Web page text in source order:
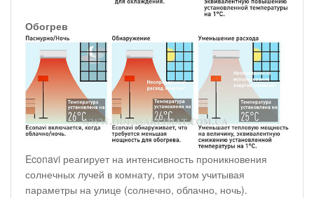
Обогрев
Econavi реагирует на интенсивность проникновения
солнечных лучей в комнату, при этом учитывая
параметры на улице (солнечно, облачно, ночь).